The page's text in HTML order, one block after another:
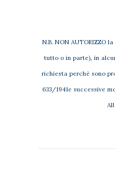
N.B. NON AUTORIZZO
tutto o in parte), in
richiesta perchè sono
633/1941e successive